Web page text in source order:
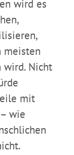
wird es
meisten
wird. Nicht
mit
wie